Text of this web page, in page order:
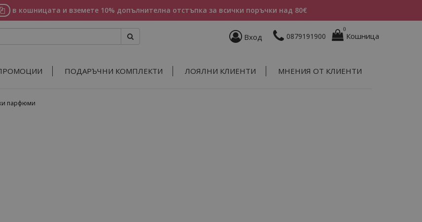
в кошницата и вземете 10% допълнителна отстъпка за всички поръчки над 80€
Вход 0879191900
0
Кошница
ПОДАРЪЧНИ КОМПЛЕКТИ ЛОЯЛНИ КЛИЕНТИ МНЕНИЯ ОТ КЛИЕНТИ
парфюми